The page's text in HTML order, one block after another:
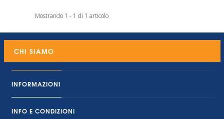
Mostrando 1 - 1 di 1 articolo
CHI SIAMO
INFORMAZIONI
INFO E CONDIZIONI